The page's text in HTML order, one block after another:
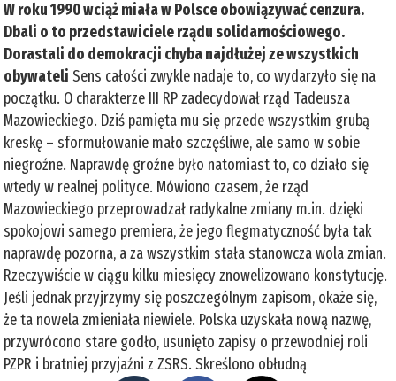
W roku 1990 wciąż miała w Polsce obowiązywać cenzura.
Dbali o to przedstawiciele rządu solidarnościowego.
Dorastali do demokracji chyba najdłużej ze wszystkich
obywateli Sens całości zwykle nadaje to, co wydarzyło się na
początku. O charakterze III RP zadecydował rząd Tadeusza
Mazowieckiego. Dziś pamięta mu się przede wszystkim grubą
kreskę – sformułowanie mało szczęśliwe, ale samo w sobie
niegroźne. Naprawdę groźne było natomiast to, co działo się
wtedy w realnej polityce. Mówiono czasem, że rząd
Mazowieckiego przeprowadzał radykalne zmiany m.in. dzięki
spokojowi samego premiera, że jego flegmatyczność była tak
naprawdę pozorna, a za wszystkim stała stanowcza wola zmian.
Rzeczywiście w ciągu kilku miesięcy znowelizowano konstytucję.
Jeśli jednak przyjrzymy się poszczególnym zapisom, okaże się,
że ta nowela zmieniała niewiele. Polska uzyskała nową nazwę,
przywrócono stare godło, usunięto zapisy o przewodniej roli
PZPR i bratniej przyjaźni z ZSRS. Skreślono obłudną